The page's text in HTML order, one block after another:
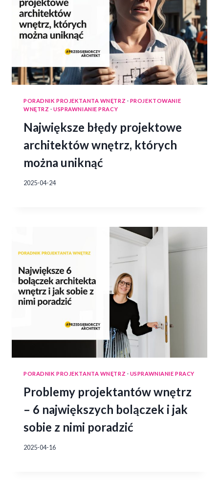
PORADNIK PROJEKTANTA WNĘTRZ · PROJEKTOWANIE
WNĘTRZ ·USPRAWNIANIE PRACY
Największe błędy projektowe
architektów wnętrz, których
można uniknąć
2025-04-24
PORADNIK PROJEKTANTA WNĘTRZ · USPRAWNIANIE PRACY
Problemy projektantów wnętrz
– 6 największych bolączek i jak
sobie z nimi poradzić
2025-04-16